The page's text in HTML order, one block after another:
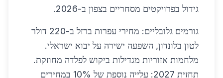
גידול בפרויקטים מסחריים בצפון ב-2026.
גורמים גלובליים: מחירי עפרות ברזל ב-220 דולר
לטון בלונדון, השפעה ישירה על יבוא ישראלי.
מלחמות אזוריות מגדילות ביקוש לפלדה מחוזקת.
תחזית 2027: עלייה נוספת של 10% במחירים